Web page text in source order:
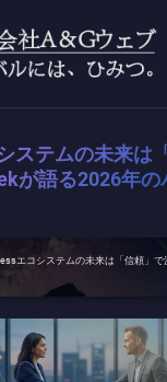
ステムの未来は
が語る2026年の
エコシステムの未来は「信頼」